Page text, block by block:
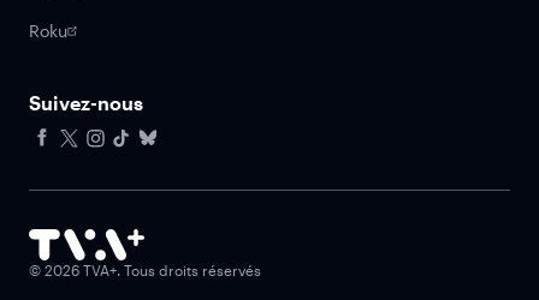
Roku
Suivez-nous
© 2026 TVA+. Tous droits réservés